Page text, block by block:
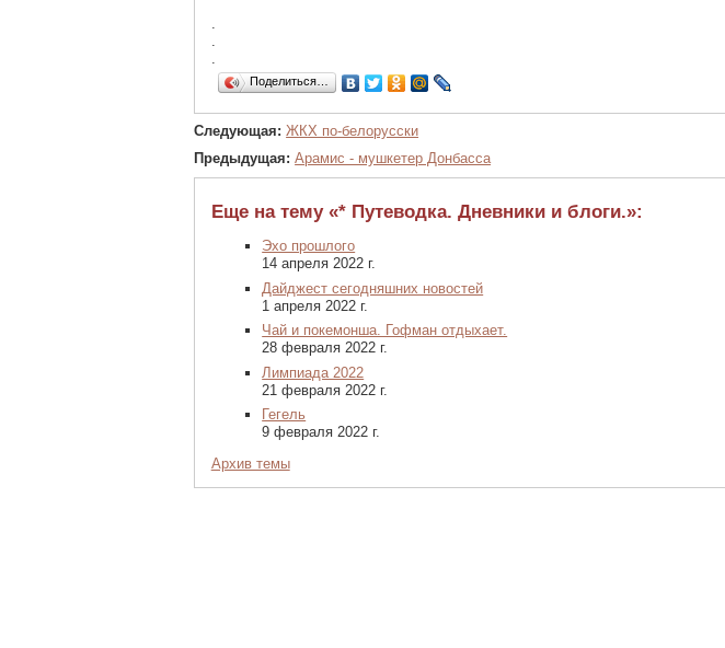
.
.
.
Поделиться…
Следующая: ЖКХ по-белорусски
Предыдущая: Арамис - мушкетер Донбасса
Еще на тему «* Путеводка. Дневники и блоги.»:
Эхо прошлого
14 апреля 2022 г.
Дайджест сегодняшних новостей
1 апреля 2022 г.
Чай и покемонша. Гофман отдыхает.
28 февраля 2022 г.
Лимпиада 2022
21 февраля 2022 г.
Гегель
9 февраля 2022 г.
Архив темы